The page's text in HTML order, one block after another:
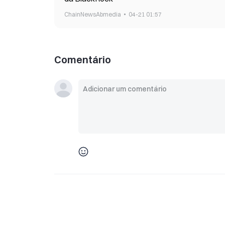
ChainNewsAbmedia 04-21 01:57
Comentário